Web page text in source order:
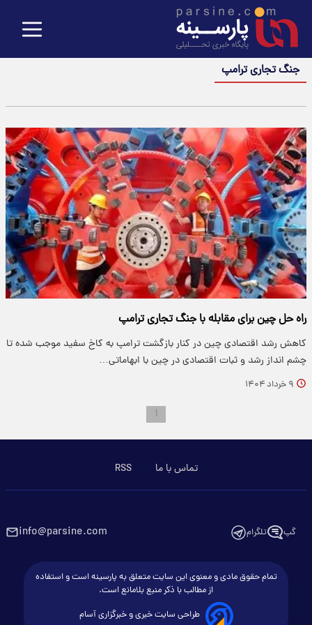
جنگ تجاری ترامپ
راه حل چین برای مقابله با جنگ تجاری ترامپ
کاهش رشد اقتصادی چین در کنار بازگشت ترامپ به کاخ سفید موجب شده تا
چشم انداز رشد و ثبات اقتصادی در چین با ابهاماتی…
۹ خرداد ۱۴۰۴
۱
تماس با ما RSS
گپ تلگرام info@parsine.com
تمام حقوق مادی و معنوی این سایت متعلق به پارسینه است و استفاده
از مطالب با ذکر منبع بلامانع است.
طراحی سایت خبری و خبرگزاری آسام